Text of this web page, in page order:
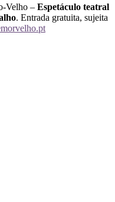
Velho – Espetáculo teatral
. Entrada gratuita, sujeita